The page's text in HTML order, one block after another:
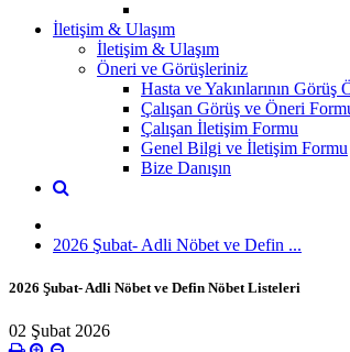
İletişim & Ulaşım
İletişim & Ulaşım
Öneri ve Görüşleriniz
Hasta ve Yakınlarının Görüş
Çalışan Görüş ve Öneri
Çalışan İletişim Formu
Genel Bilgi ve İletişim Formu
Bize Danışın
2026 Şubat- Adli Nöbet ve Defin ...
2026 Şubat- Adli Nöbet ve Defin Nöbet Listeleri
02 Şubat 2026